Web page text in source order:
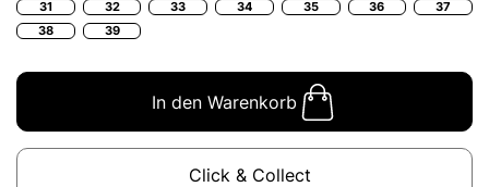
31 32 33 34 35 36
37
38
39
In den Warenkorb
Click & Collect